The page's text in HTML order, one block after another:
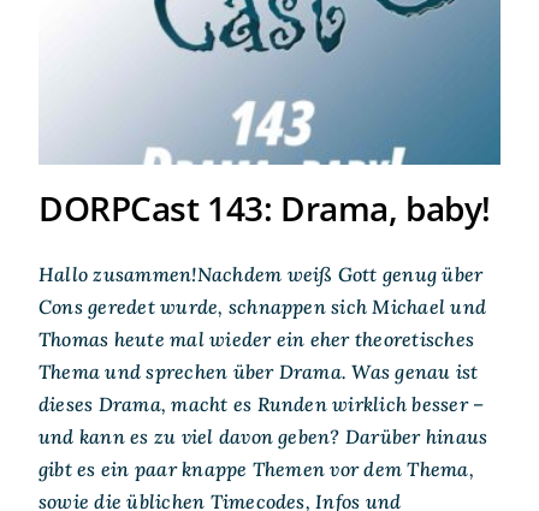
DORPCast 143: Drama, baby!
DORPCast 143: Drama, baby!
Hallo zusammen!Nachdem weiß Gott genug über
Cons geredet wurde, schnappen sich Michael und
Thomas heute mal wieder ein eher theoretisches
Thema und sprechen über Drama. Was genau ist
dieses Drama, macht es Runden wirklich besser –
und kann es zu viel davon geben? Darüber hinaus
gibt es ein paar knappe Themen vor dem Thema,
sowie die üblichen Timecodes, Infos und